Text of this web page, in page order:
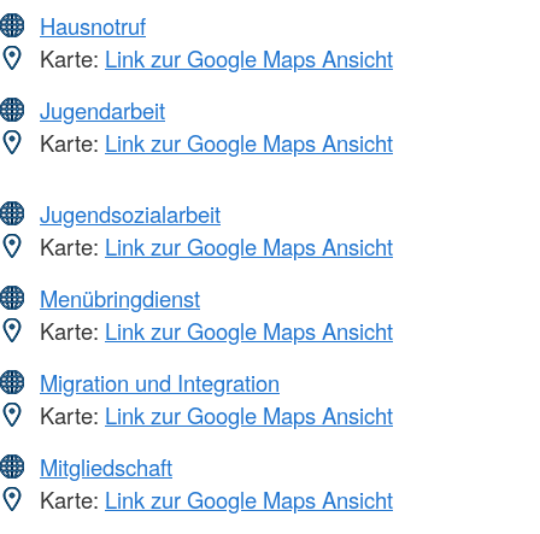
Hausnotruf
Karte: Link zur Google Maps Ansicht
Jugendarbeit
Karte: Link zur Google Maps Ansicht
Jugendsozialarbeit
Karte: Link zur Google Maps Ansicht
Menübringdienst
Karte: Link zur Google Maps Ansicht
Migration und Integration
Karte: Link zur Google Maps Ansicht
Mitgliedschaft
Karte: Link zur Google Maps Ansicht